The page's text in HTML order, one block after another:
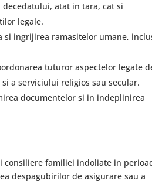
atat in tara, cat si
legale.
si ingrijirea ramasitelor umane,
tuturor aspectelor legate
a serviciului religios sau secular.
documentelor si in indeplinirea
consiliere familiei indoliate in
despagubirilor de asigurare sau a